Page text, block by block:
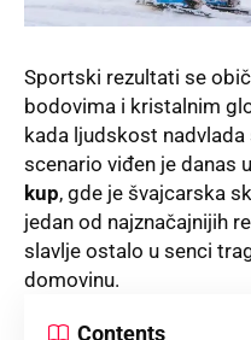
Sportski rezultati se
bodovima i kristalnim
kada ljudskost
scenario viđen je danas
kup, gde je švajcarska
jedan od najznačajnijih
slavlje ostalo u senci
domovinu.
Contents